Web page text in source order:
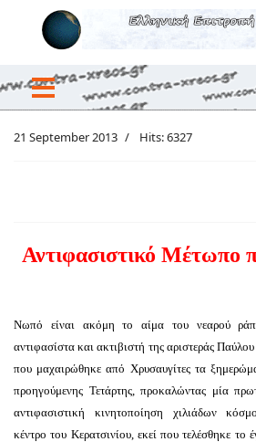
21 September 2013 Hits: 6327
Αντιφασιστικό Μέτωπο
Νωπό είναι ακόμη το αίμα του νεαρού
αντιφασίστα και ακτιβιστή της αριστεράς
που μαχαιρώθηκε από Χρυσαυγίτες τα
προηγούμενης Τετάρτης, προκαλώντας μία
αντιφασιστική κινητοποίηση χιλιάδων
κέντρο του Κερατσινίου, εκεί που τελέσθηκε το